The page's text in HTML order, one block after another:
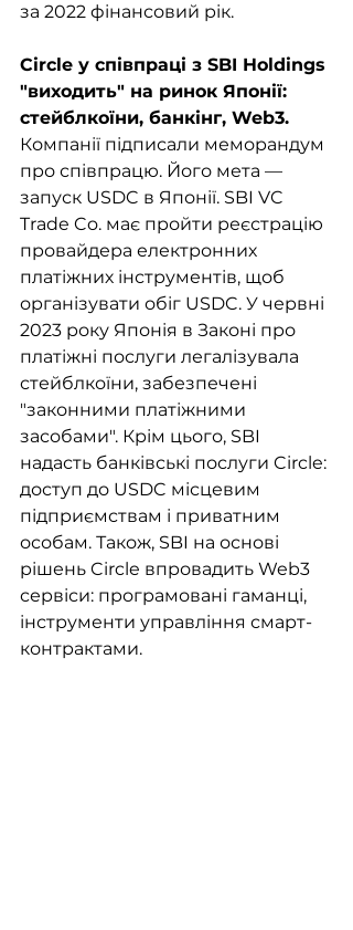
за 2022 фінансовий рік.
Circle у співпраці з SBI Holdings
"виходить" на ринок Японії:
стейблкоїни, банкінг, Web3.
Компанії підписали меморандум
про співпрацю. Його мета —
запуск USDC в Японії. SBI VC
Trade Co. має пройти реєстрацію
провайдера електронних
платіжних інструментів, щоб
організувати обіг USDC. У червні
2023 року Японія в Законі про
платіжні послуги легалізувала
стейблкоїни, забезпечені
"законними платіжними
засобами". Крім цього, SBI
надасть банківські послуги Circle:
доступ до USDC місцевим
підприємствам і приватним
особам. Також, SBI на основі
рішень Circle впровадить Web3
сервіси: програмовані гаманці,
інструменти управління смарт-
контрактами.